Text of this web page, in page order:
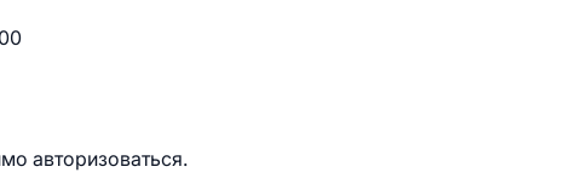
авторизоваться.